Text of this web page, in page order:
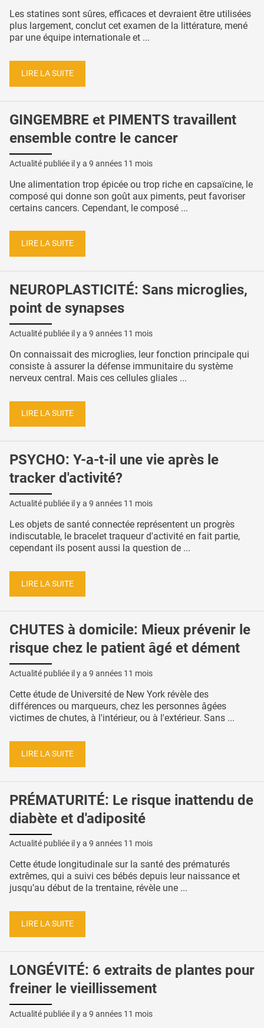
Les statines sont sûres, efficaces et devraient être utilisées
plus largement, conclut cet examen de la littérature, mené
par une équipe internationale et ...
LIRE LA SUITE
GINGEMBRE et PIMENTS travaillent
ensemble contre le cancer
Actualité publiée il y a 9 années 11 mois
Une alimentation trop épicée ou trop riche en capsaïcine, le
composé qui donne son goût aux piments, peut favoriser
certains cancers. Cependant, le composé ...
LIRE LA SUITE
NEUROPLASTICITÉ: Sans microglies,
point de synapses
Actualité publiée il y a 9 années 11 mois
On connaissait des microglies, leur fonction principale qui
consiste à assurer la défense immunitaire du système
nerveux central. Mais ces cellules gliales ...
LIRE LA SUITE
PSYCHO: Y-a-t-il une vie après le
tracker d'activité?
Actualité publiée il y a 9 années 11 mois
Les objets de santé connectée représentent un progrès
indiscutable, le bracelet traqueur d'activité en fait partie,
cependant ils posent aussi la question de ...
LIRE LA SUITE
CHUTES à domicile: Mieux prévenir le
risque chez le patient âgé et dément
Actualité publiée il y a 9 années 11 mois
Cette étude de Université de New York révèle des
différences ou marqueurs, chez les personnes âgées
victimes de chutes, à l'intérieur, ou à l'extérieur. Sans ...
LIRE LA SUITE
PRÉMATURITÉ: Le risque inattendu de
diabète et d'adiposité
Actualité publiée il y a 9 années 11 mois
Cette étude longitudinale sur la santé des prématurés
extrêmes, qui a suivi ces bébés depuis leur naissance et
jusqu’au début de la trentaine, révèle une ...
LIRE LA SUITE
LONGÉVITÉ: 6 extraits de plantes pour
freiner le vieillissement
Actualité publiée il y a 9 années 11 mois